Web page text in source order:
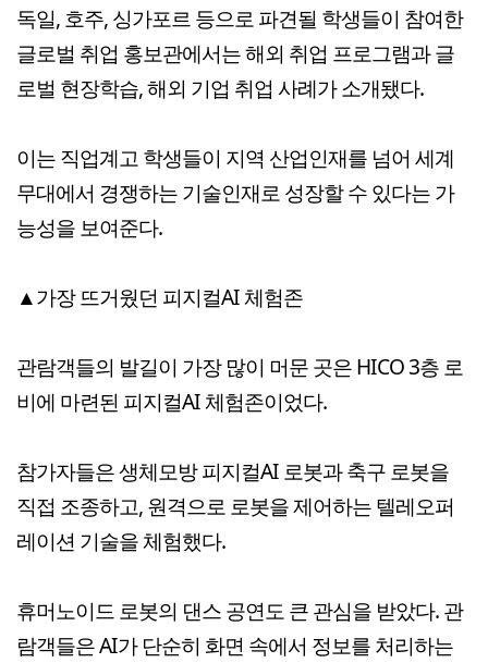
독일, 호주, 싱가포르 등으로 파견될 학생들이 참여한
글로벌 취업 홍보관에서는 해외 취업 프로그램과 글
로벌 현장학습, 해외 기업 취업 사례가 소개됐다.
이는 직업계고 학생들이 지역 산업인재를 넘어 세계
무대에서 경쟁하는 기술인재로 성장할 수 있다는 가
능성을 보여준다.
▲가장 뜨거웠던 피지컬AI 체험존
관람객들의 발길이 가장 많이 머문 곳은 HICO 3층 로
비에 마련된 피지컬AI 체험존이었다.
참가자들은 생체모방 피지컬AI 로봇과 축구 로봇을
직접 조종하고, 원격으로 로봇을 제어하는 텔레오퍼
레이션 기술을 체험했다.
휴머노이드 로봇의 댄스 공연도 큰 관심을 받았다. 관
람객들은 AI가 단순히 화면 속에서 정보를 처리하는